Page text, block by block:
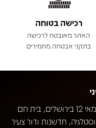
רכישה בטוחה
האתר מאובטח לרכישה
בתקני אבטחה מחמירים
חנות תקליטים מיתולוגית ברחוב שמאי 12 בירושלים, בית חם
חדשנות ודור צעיר